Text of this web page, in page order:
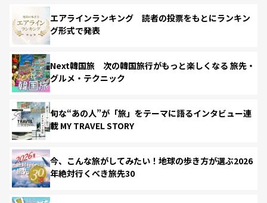
エアラインランキング 読者の投票をもとにランキン
グ形式で発表
Next韓国旅 次の韓国旅行がもっと楽しくなる 旅先・
グルメ・テクニック
旬な“あの人”が「旅」をテーマに語るインタビュー連
載 MY TRAVEL STORY
今、こんな旅がしてみたい！地球の歩き方が選ぶ2026
年絶対行くべき旅先30